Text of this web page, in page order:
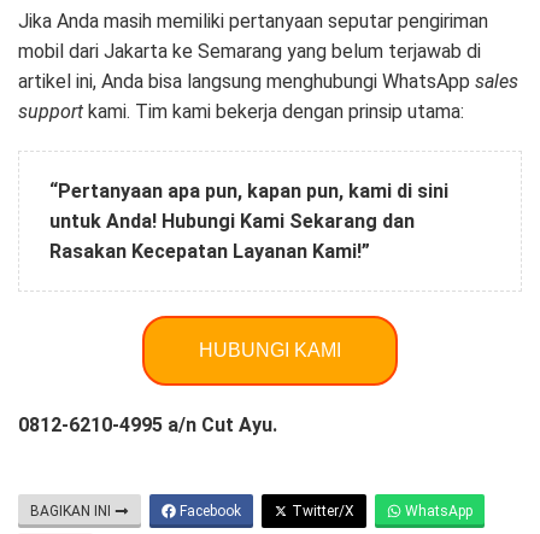
Jika Anda masih memiliki pertanyaan seputar pengiriman
mobil dari Jakarta ke Semarang yang belum terjawab di
artikel ini, Anda bisa langsung menghubungi WhatsApp sales
support kami. Tim kami bekerja dengan prinsip utama:
“Pertanyaan apa pun, kapan pun, kami di sini
untuk Anda! Hubungi Kami Sekarang dan
Rasakan Kecepatan Layanan Kami!”
HUBUNGI KAMI
0812-6210-4995 a/n Cut Ayu.
BAGIKAN INI Facebook Twitter/X WhatsApp